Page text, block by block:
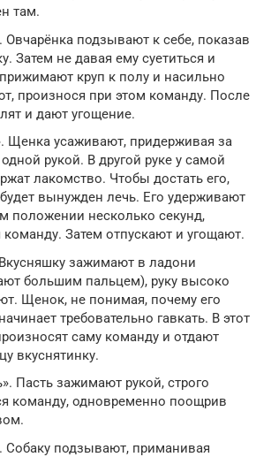
там.
Овчарёнка подзывают к себе, показав
Затем не давая ему суетиться и
круп к полу и насильно
произнося при этом команду. После
и дают угощение.
Щенка усаживают, придерживая за
рукой. В другой руке у самой
лакомство. Чтобы достать его,
вынужден лечь. Его удерживают
положении несколько секунд,
команду. Затем отпускают и угощают.
зажимают в ладони
большим пальцем), руку высоко
Щенок, не понимая, почему его
требовательно гавкать. В этот
саму команду и отдают
вкуснятинку.
Пасть зажимают рукой, строго
команду, одновременно поощрив
Собаку подзывают, приманивая